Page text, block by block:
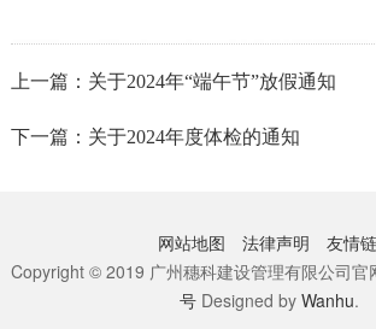
上一篇：关于2024年“端午节”放假通知
下一篇：关于2024年度体检的通知
网站地图 法律声明
友情
Copyright © 2019 广州穗科建设管理有限公司官
号 Designed byWanhu.